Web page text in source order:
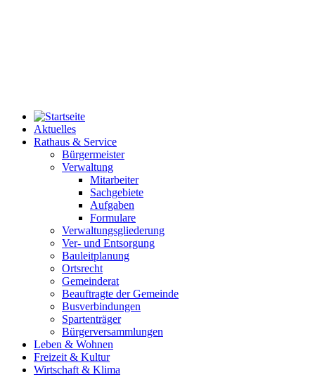
Aktuelles
Rathaus & Service
Bürgermeister
Verwaltung
Mitarbeiter
Sachgebiete
Aufgaben
Formulare
Verwaltungsgliederung
Ver- und Entsorgung
Bauleitplanung
Ortsrecht
Gemeinderat
Beauftragte der Gemeinde
Busverbindungen
Spartenträger
Bürgerversammlungen
Leben & Wohnen
Freizeit & Kultur
Wirtschaft & Klima